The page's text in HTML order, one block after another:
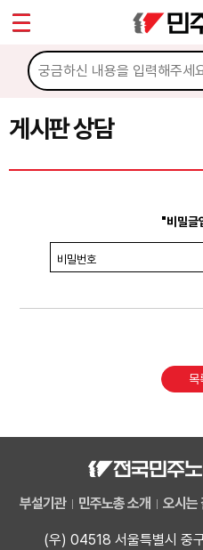
게시판 상담
"비밀글
비밀번호
목
부설기관 민주노총 소개 오시는
(우) 04518 서울특별시 중
마이페이지
소개
소식
노동상담
권리찾기수첩 검색
찾아보기
Sketchbook5,
Sketchbook5,